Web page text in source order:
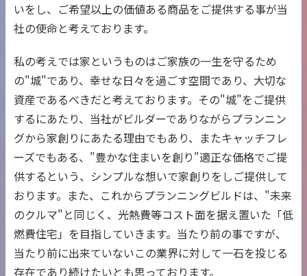
いをし、ご希望以上の価値ある商品をご提供する事が当
社の使命と考えております。
私の考えでは家というものはご家族の一生を守るため
の"城"であり、幸せな日々を過ごす空間であり、大切な
資産であるべきだと考えております。その"城"をご提供
するにあたり、当社がビルダーでありながらプランニン
グから家創りにあたる理由でもあり、またキャッチフレ
ーズでもある、"豊かな住まいを創り"適正な価格でご提
供するという、シンプルな想いで家創りをしご提供して
おります。また、これからプランニングビルドは、"未来
のクルマ"と同じく、光熱費等コスト面を据え置いた「低
燃費住宅」を目指していきます。当たり前の事ですが、
当たり前に出来ていないこの業界に対して一石を投じる
存在であり続けたいとも思っております。